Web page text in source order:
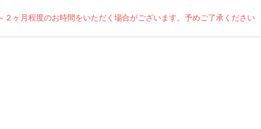
ヶ月程度のお時間をいただく場合がございます。予めご了承ください